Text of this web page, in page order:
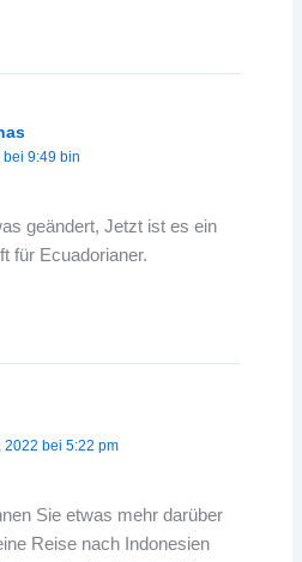
9:49 bin
geändert, Jetzt ist es ein
für Ecuadorianer.
2022 bei 5:22 pm
Sie etwas mehr darüber
Reise nach Indonesien